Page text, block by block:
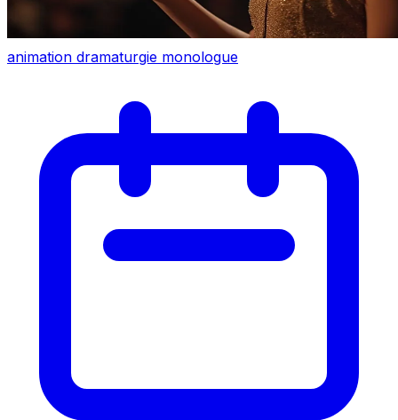
animation dramaturgie monologue